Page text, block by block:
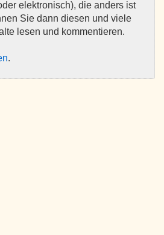
elektronisch), die anders ist
Sie dann diesen und viele
lesen und kommentieren.
.